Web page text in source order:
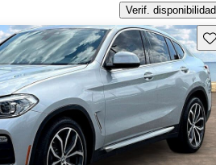
Verif. disponibilidad